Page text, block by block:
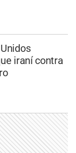
iraní contra